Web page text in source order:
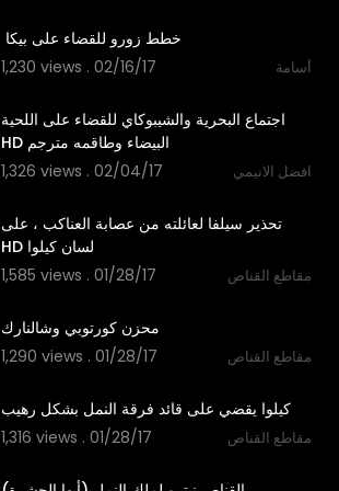
1,230 views . 02/16/17
أسامة
‫ اجتماع البحرية والشيبوكاي للقضاء على اللحية
1,326 views . 02/04/17
افضل الانيمي
‫تحذير سيلفا لعائلته من عصابة العناكب ، على
1,585 views . 01/28/17
مقاطع القناص
1,290 views . 01/28/17
مقاطع القناص
‫كيلوا يقضي على قائد فرقة النمل بشكل رهيب‬‎
1,316 views . 01/28/17
مقاطع القناص